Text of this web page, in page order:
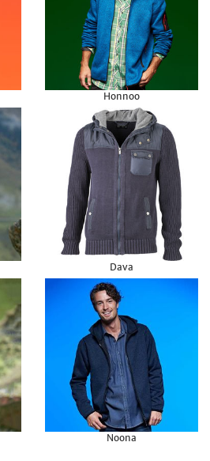
Honnoo
Dava
Noona